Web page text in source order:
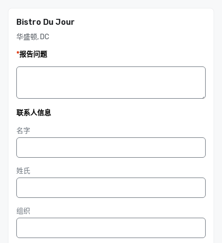
Bistro Du Jour
华盛顿, DC
*报告问题
联系人信息
名字
姓氏
组织